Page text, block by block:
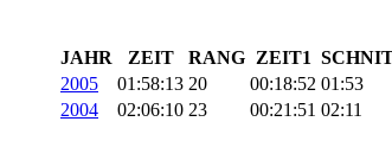
JAHR ZEIT RANG ZEIT1
2005
01:58:13 20 00:18:52 01:53
2004
02:06:10 23 00:21:51 02:11